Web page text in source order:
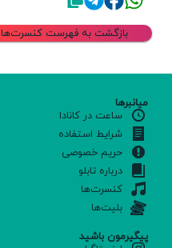
بازگشت به فهرست کنسرت‌ها
میانبرها
ساعت در کانادا
شرایط استفاده
حریم خصوصی
درباره تابلو
کنسرت‌ها
بلیت‌ها
پیگیرمون باشید